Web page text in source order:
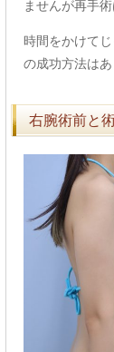
ませんが再手
時間をかけて
の成功方法はあ
右腕術前と